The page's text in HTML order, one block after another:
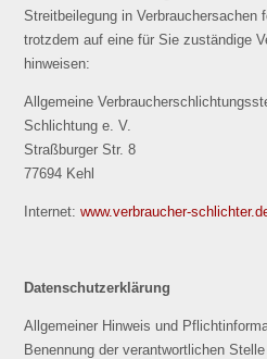
Streitbeilegung in Verbrauchersachen
trotzdem auf eine für Sie zuständige
hinweisen:
Allgemeine
Schlichtung e. V.
Straßburger Str. 8
77694 Kehl
Internet:www.verbraucher-
Datenschutzerklärung
Allgemeiner Hinweis und
Benennung der verantwortlichen Stelle